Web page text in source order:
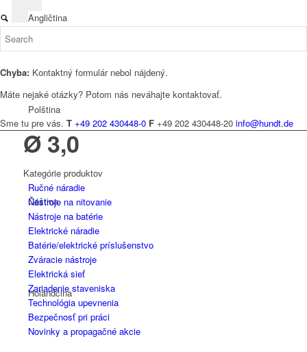
Angličtina
Polština
Čeština
Holandčina
Chyba: Kontaktný formulár nebol nájdený.
Máte nejaké otázky? Potom nás neváhajte kontaktovať.
Sme tu pre vás. T +49 202 430448-0 F +49 202 430448-20 info@hundt.de
Ø 3,0
Kategórie produktov
Ručné náradie
Nástroje na nitovanie
Nástroje na batérie
Elektrické náradie
Batérie/elektrické príslušenstvo
Zváracie nástroje
Elektrická sieť
Zariadenie staveniska
Technológia upevnenia
Bezpečnosť pri práci
Novinky a propagačné akcie